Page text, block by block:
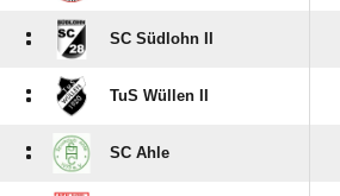
: SC Südlohn II
: TuS Wüllen II
: SC Ahle